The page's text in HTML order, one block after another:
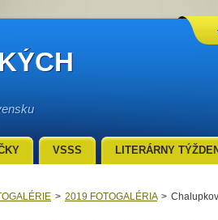
> 2019 FOTOGALÉRIA >
VSSS LITERÁRNY